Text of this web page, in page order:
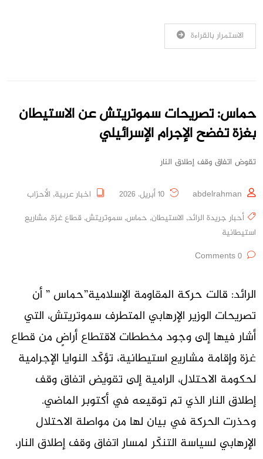
الاستمرار بالقراءة
حماس: تصريحات سموتريتش عن الاستيطان
بغزة تفضح الإجرام الإسرائيلي
تقوض اتفاق وقف إطلاق النار
abdelrahman اخبار عربية, الأحزاب
أحبار جريدة الرائد, الاستيطان, حماس, سموتريتش, قطاع غزة, مشاريع
استيطانية
الرائد: قالت حركة المقاومة الإسلامية”حماس ” أن
تصريحات الوزير الإرهابي المتطرف سموتريتش، التي
أشار فيها إلى وجود مخططات لاقتطاع أراضٍ من قطاع
غزة وإقامة مشاريع استيطانية، تؤكّد النوايا الإجرامية
لحكومة الاحتلال، الرامية إلى تقويض اتفاق وقف
إطلاق النار الذي تم توقيعه في أكتوبر الماضي.
وحذرت الحركة في بيان لها من مواصلة الاحتلال
الإرهابي لسياسة التنكّر لمسار اتفاق وقف إطلاق النار،